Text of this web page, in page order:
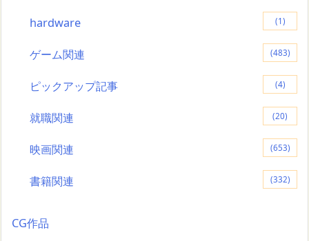
hardware (1)
ゲーム関連 (483)
ピックアップ記事 (4)
就職関連 (20)
映画関連 (653)
書籍関連 (332)
CG作品